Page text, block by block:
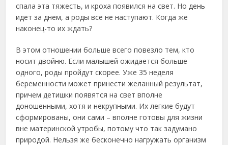
спала эта тяжесть, и кроха появился на свет. Но день
идет за днем, а роды все не наступают. Когда же
наконец-то их ждать?
В этом отношении больше всего повезло тем, кто
носит двойню. Если малышей ожидается больше
одного, роды пройдут скорее. Уже 35 неделя
беременности может принести желанный результат,
причем детишки появятся на свет вполне
доношенными, хотя и некрупными. Их легкие будут
сформированы, они сами – вполне готовы для жизни
вне материнской утробы, потому что так задумано
природой. Нельзя же бесконечно нагружать организм